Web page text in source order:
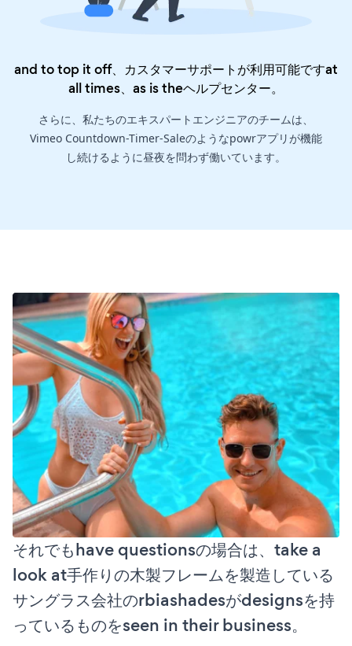
and to top it off、カスタマーサポートが利用可能ですat
all times、as is theヘルプセンター。
さらに、私たちのエキスパートエンジニアのチームは、
Vimeo Countdown-Timer-Saleのようなpowrアプリが機能
し続けるように昼夜を問わず働いています。
それでもhave questionsの場合は、take a
look at手作りの木製フレームを製造している
サングラス会社のrbiashadesがdesignsを持
っているものをseen in their business。